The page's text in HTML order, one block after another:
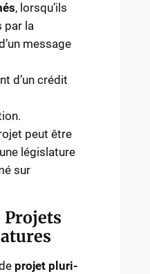
, lorsqu’ils
par la
message
d’un crédit
peut être
législature
sur
projet pluri-